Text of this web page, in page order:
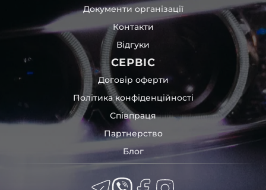
Документи організації
Контакти
Відгуки
СЕРВІС
Договір оферти
Політика конфіденційності
Співпраця
Партнерство
Блог